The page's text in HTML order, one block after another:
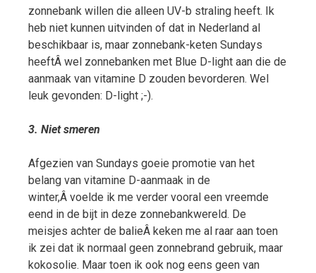
zonnebank willen die alleen UV-b straling heeft. Ik
heb niet kunnen uitvinden of dat in Nederland al
beschikbaar is, maar zonnebank-keten Sundays
heeftÂ wel zonnebanken met Blue D-light aan die de
aanmaak van vitamine D zouden bevorderen. Wel
leuk gevonden: D-light ;-).
3. Niet smeren
Afgezien van Sundays goeie promotie van het
belang van vitamine D-aanmaak in de
winter,Â voelde ik me verder vooral een vreemde
eend in de bijt in deze zonnebankwereld. De
meisjes achter de balieÂ keken me al raar aan toen
ik zei dat ik normaal geen zonnebrand gebruik, maar
kokosolie. Maar toen ik ook nog eens geen van